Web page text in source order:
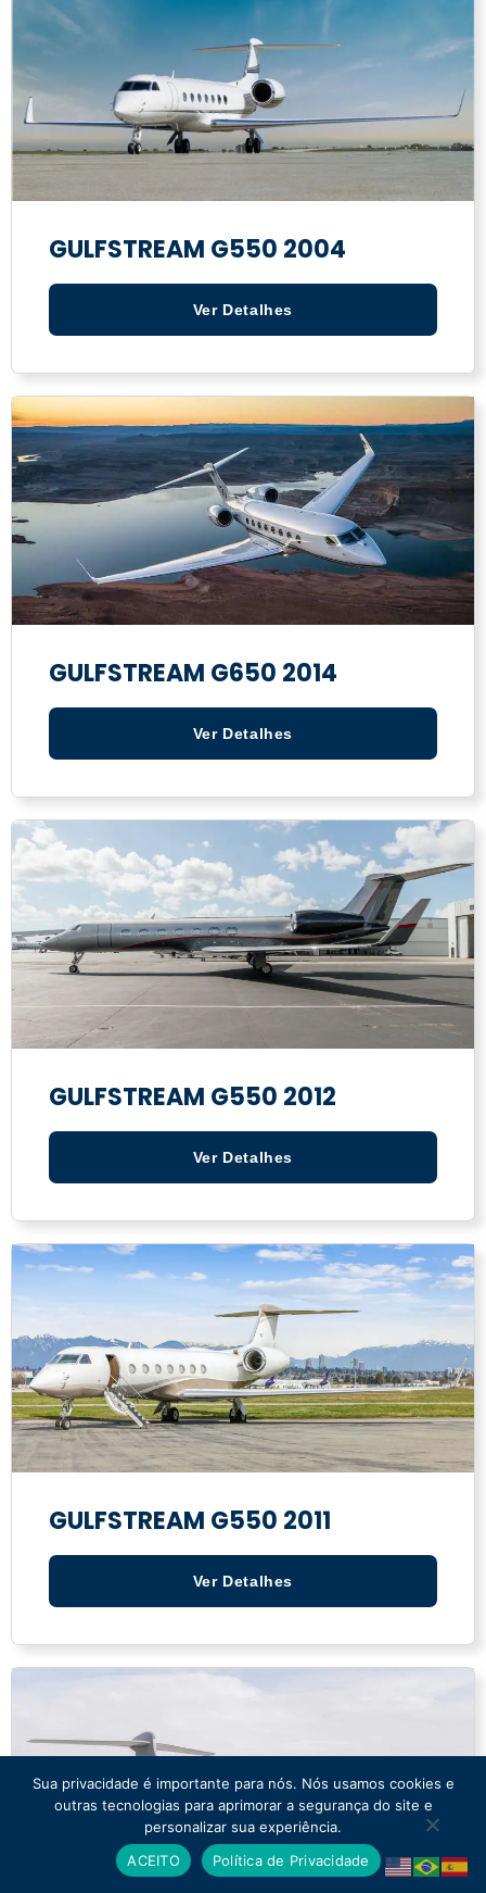
GULFSTREAM G550 2004
Ver Detalhes
GULFSTREAM G650 2014
Ver Detalhes
GULFSTREAM G550 2012
Ver Detalhes
GULFSTREAM G550 2011
Ver Detalhes
Sua privacidade é importante para nós. Nós usamos cookies e
outras tecnologias para aprimorar a segurança do site e
personalizar sua experiência.
ACEITO
Política de Privacidade